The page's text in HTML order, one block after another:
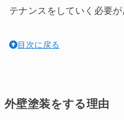
テナンスをしていく必要が
目次に戻る
外壁塗装をする理由